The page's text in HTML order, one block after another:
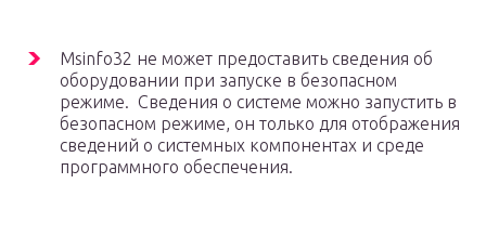
Msinfo32 не может предоставить сведения об
оборудовании при запуске в безопасном
режиме. Сведения о системе можно запустить в
безопасном режиме, он только для отображения
сведений о системных компонентах и среде
программного обеспечения.